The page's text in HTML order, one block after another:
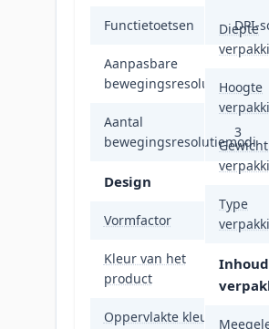
Functietoetsen DPI-
Aanpasbare
bewegingsresolutie
Aantal
bewegingsresolutiemodi
3
Design
Vormfactor
Kleur van het
product
Zwart
Oppervlakte kleur
Diepte
Hoogte
Gewicht
Type